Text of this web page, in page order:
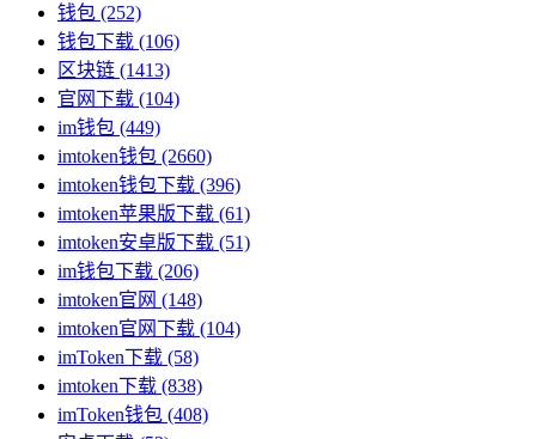
钱包 (252)
钱包下载 (106)
区块链 (1413)
官网下载 (104)
im钱包 (449)
imtoken钱包 (2660)
imtoken钱包下载 (396)
imtoken苹果版下载 (61)
imtoken安卓版下载 (51)
im钱包下载 (206)
imtoken官网 (148)
imtoken官网下载 (104)
imToken下载 (58)
imtoken下载 (838)
imToken钱包 (408)